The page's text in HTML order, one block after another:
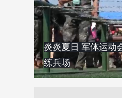
炎炎夏日 军体运动
练兵场